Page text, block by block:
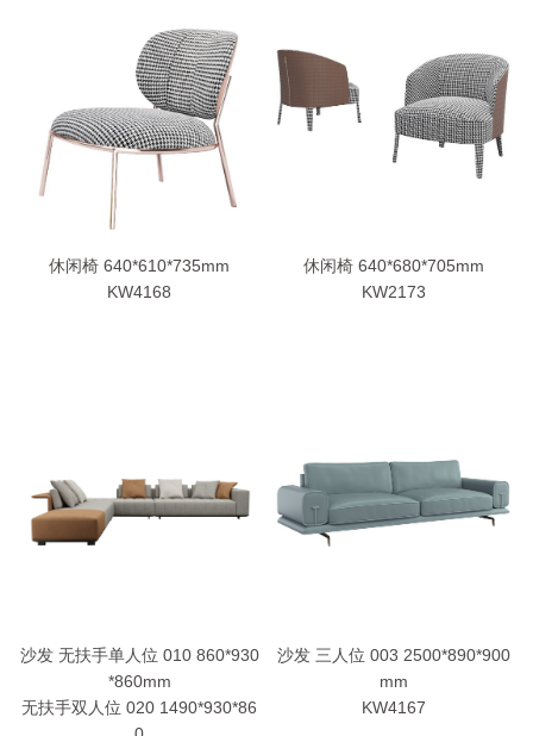
休闲椅 640*610*735mm
KW4168
休闲椅 640*680*705mm
KW2173
沙发 无扶手单人位 010 860*930
*860mm
无扶手双人位 020 1490*930*86
沙发 三人位 003 2500*890*900
mm
KW4167